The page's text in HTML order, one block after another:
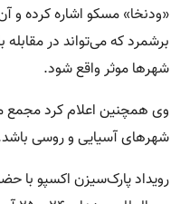
«ودنخا» مسکو اشاره کرده و
برشمرد که می‌تواند در
شهرها موثر واقع شود.
وی‌ همچنین اعلام کرد مجمع
شهرهای آسیایی و روسی
رویداد پارک‌سیزن اکسپو با